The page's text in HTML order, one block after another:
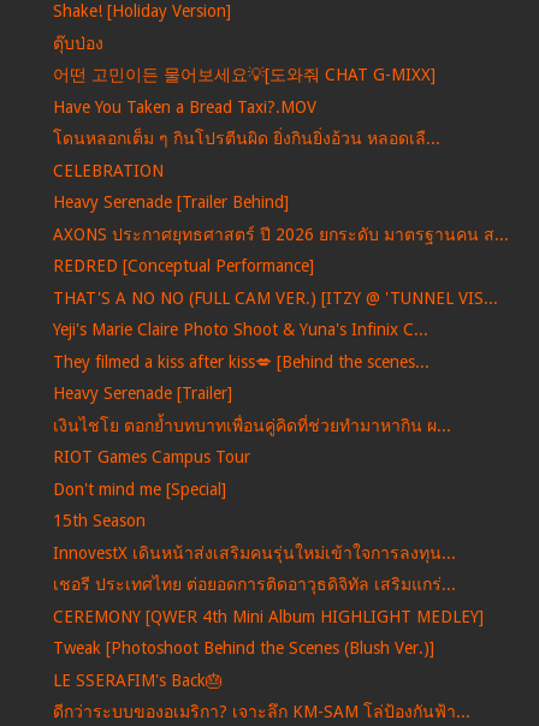
Shake! [Holiday Version]
ตุ๊บป่อง
어떤 고민이든 물어보세요💡[도와줘 CHAT G-MIXX]
Have You Taken a Bread Taxi?.MOV
โดนหลอกเต็ม ๆ กินโปรตีนผิด ยิ่งกินยิ่งอ้วน หลอดเลื...
CELEBRATION
Heavy Serenade [Trailer Behind]
AXONS ประกาศยุทธศาสตร์ ปี 2026 ยกระดับ มาตรฐานคน ส...
REDRED [Conceptual Performance]
THAT'S A NO NO (FULL CAM VER.) [ITZY @ 'TUNNEL VIS...
Yeji's Marie Claire Photo Shoot & Yuna's Infinix C...
They filmed a kiss after kiss💋 [Behind the scenes...
Heavy Serenade [Trailer]
เงินไชโย ตอกย้ำบทบาทเพื่อนคู่คิดที่ช่วยทำมาหากิน ผ...
RIOT Games Campus Tour
Don't mind me [Special]
15th Season
InnovestX เดินหน้าส่งเสริมคนรุ่นใหม่เข้าใจการลงทุน...
เชอรี ประเทศไทย ต่อยอดการติดอาวุธดิจิทัล เสริมแกร่...
CEREMONY [QWER 4th Mini Album HIGHLIGHT MEDLEY]
Tweak [Photoshoot Behind the Scenes (Blush Ver.)]
LE SSERAFIM's Back🎂
ดีกว่าระบบของอเมริกา? เจาะลึก KM-SAM โล่ป้องกันฟ้า...